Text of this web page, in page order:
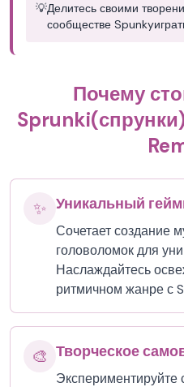
💡Делитесь своими
сообществе
Почему
✨ Уникальный
Сочетает создание
головоломок для
Наслаждайтесь
ритмичном жанре с
🎨 Творческое
Экспериментируйте